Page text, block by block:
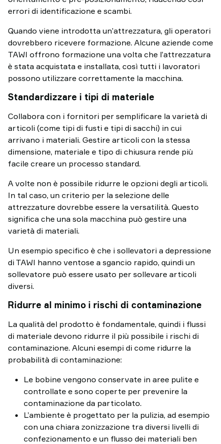
errori di identificazione e scambi.
Quando viene introdotta un’attrezzatura, gli operatori
dovrebbero ricevere formazione. Alcune aziende come
TAWI offrono formazione una volta che l’attrezzatura
è stata acquistata e installata, così tutti i lavoratori
possono utilizzare correttamente la macchina.
Standardizzare i tipi di materiale
Collabora con i fornitori per semplificare la varietà di
articoli (come tipi di fusti e tipi di sacchi) in cui
arrivano i materiali. Gestire articoli con la stessa
dimensione, materiale e tipo di chiusura rende più
facile creare un processo standard.
A volte non è possibile ridurre le opzioni degli articoli.
In tal caso, un criterio per la selezione delle
attrezzature dovrebbe essere la versatilità. Questo
significa che una sola macchina può gestire una
varietà di materiali.
Un esempio specifico è che i sollevatori a depressione
di TAWI hanno ventose a sgancio rapido, quindi un
sollevatore può essere usato per sollevare articoli
diversi.
Ridurre al minimo i rischi di contaminazione
La qualità del prodotto è fondamentale, quindi i flussi
di materiale devono ridurre il più possibile i rischi di
contaminazione. Alcuni esempi di come ridurre la
probabilità di contaminazione:
Le bobine vengono conservate in aree pulite e
controllate e sono coperte per prevenire la
contaminazione da particolato.
L’ambiente è progettato per la pulizia, ad esempio
con una chiara zonizzazione tra diversi livelli di
confezionamento e un flusso dei materiali ben